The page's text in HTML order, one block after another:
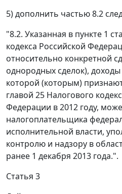
5) дополнить частью 8.2
"8.2. Указанная в пункте 1
кодекса Российской
относительно конкретной
однородных сделок),
которой (которым)
главой 25 Налогового
Федерации в 2012 году,
налогоплательщика
исполнительной власти,
контролю и надзору в
ранее 1 декабря 2013 года.".
Статья 3